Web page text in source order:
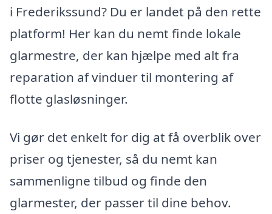
i Frederikssund? Du er landet på den rette
platform! Her kan du nemt finde lokale
glarmestre, der kan hjælpe med alt fra
reparation af vinduer til montering af
flotte glasløsninger.
Vi gør det enkelt for dig at få overblik over
priser og tjenester, så du nemt kan
sammenligne tilbud og finde den
glarmester, der passer til dine behov.